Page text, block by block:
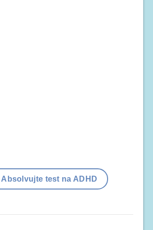
Absolvujte test na ADHD